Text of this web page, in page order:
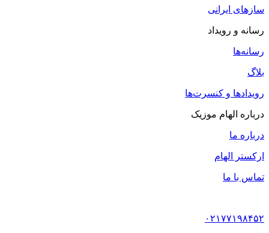
سازهای ایرانی
رسانه و رویداد
رسانه‌ها
بلاگ
رویدادها و کنسرت‌ها
درباره الهام موزیک
درباره ما
ارکستر الهام
تماس با ما
۰۲۱۷۷۱۹۸۴۵۲